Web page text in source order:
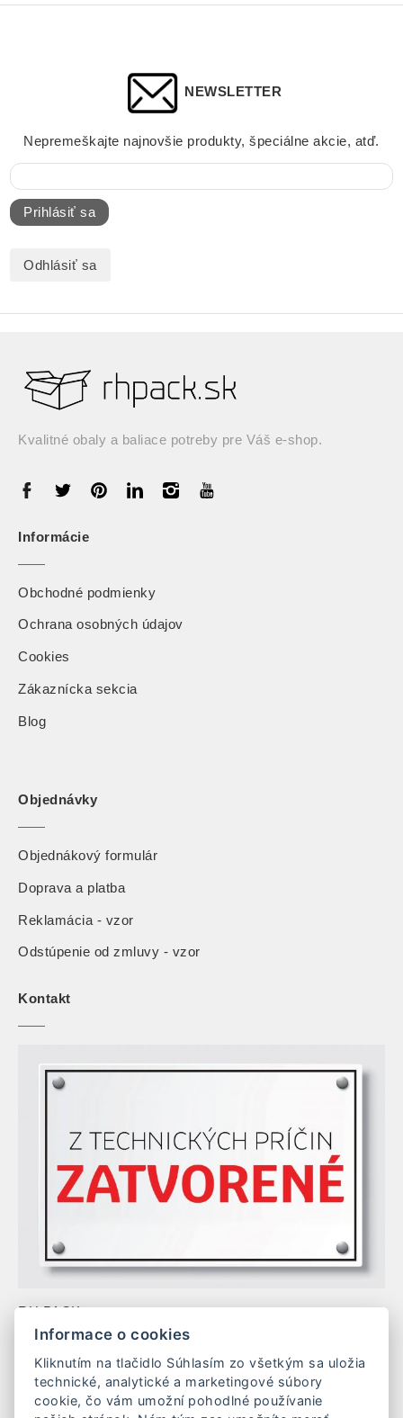
NEWSLETTER
Nepremeškajte najnovšie produkty, špeciálne akcie, atď.
Prihlásiť sa
Odhlásiť sa
Kvalitné obaly a baliace potreby pre Váš e-shop.
Informácie
Obchodné podmienky
Ochrana osobných údajov
Cookies
Zákaznícka sekcia
Blog
Objednávky
Objednákový formulár
Doprava a platba
Reklamácia - vzor
Odstúpenie od zmluvy - vzor
Kontakt
RH PACK s.r.o.
Mierová 163/48
Slovenská republika
IČO: 54 852 676
Informace o cookies
Kliknutím na tlačidlo Súhlasím zo všetkým sa uložia
technické, analytické a marketingové súbory
cookie, čo vám umožní pohodlné používanie